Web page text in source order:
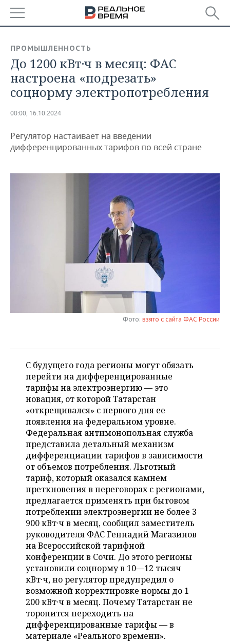
БАШКОРТОСТАН
ТАТАРСТАН
НОВОСТИ
АНАЛИТИКА
ДЕКЛАРАЦИИ О ДОХОДАХ
КОРОЛИ ГОСЗАКАЗА ПФО
НОВОСТИ ЭКОНОМИКИ
ФИНАНСЫ
ПРОМЫШЛЕННОСТЬ
НОВОСТИ
НЕДВИЖИМОСТЬ
РОЗНИЧНАЯ ТОРГОВЛЯ
НОВОСТИ ТЕХНОЛОГИЙ
НОВОСТИ МЕРОПРИЯТИЙ
ВЫЕЗДНАЯ РЕДАКЦИЯ
ОТКРЫТАЯ ЛЕКЦИЯ
НОВОСТИ СПОРТА
БАСКЕТБОЛ
ВОЛЕЙБОЛ
КИБЕРСПОРТ
ФИГУРНОЕ КАТАНИЕ
ВОДНЫЕ ВИДЫ СПОРТА
ХОККЕЙ С МЯЧОМ
ИНФРАСТРУКТУРА
ИСТОРИЯ
КУЛЬТУРА
МЕДИЦИНА
ОБРАЗОВАНИЕ
ПРОИСШЕСТВИЯ
СПРАВОЧНИК
СПИСОК ПЕРСОН
СПИСОК КОМПАНИЙ
ПОЛНАЯ ВЕРСИЯ
ПРОМЫШЛЕННОСТЬ
До 1200 кВт·ч в месяц: ФАС
настроена «подрезать»
cоцнорму электропотребления
00:00, 16.10.2024
Регулятор настаивает на введении
дифференцированных тарифов по всей стране
Фото: взято с сайта ФАС России
С будущего года регионы могут обязать
перейти на дифференцированные
тарифы на электроэнергию — это
новация, от которой Татарстан
«открещивался» с первого дня ее
появления на федеральном уровне.
Федеральная антимонопольная служба
представила детальный механизм
дифференциации тарифов в зависимости
от объемов потребления. Льготный
тариф, который оказался камнем
преткновения в переговорах с регионами,
предлагается применять при бытовом
потреблении электроэнергии не более 3
900 кВт·ч в месяц, сообщил заместитель
руководителя ФАС Геннадий Магазинов
на Всероссийской тарифной
конференции в Сочи. До этого регионы
установили соцнорму в 10—12 тысяч
кВт·ч, но регулятор предупредил о
возможной корректировке нормы до 1
200 кВт·ч в месяц. Почему Татарстан не
торопится переходить на
дифференцированные тарифы — в
материале «Реального времени».